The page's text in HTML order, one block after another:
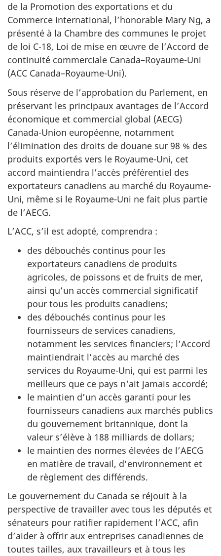
de la Promotion des exportations et du
Commerce international, l’honorable Mary Ng, a
présenté à la Chambre des communes le projet
de loi C-18, Loi de mise en œuvre de l’Accord de
continuité commerciale Canada–Royaume-Uni
(ACC Canada–Royaume-Uni).
Sous réserve de l’approbation du Parlement, en
préservant les principaux avantages de l’Accord
économique et commercial global (AECG)
Canada-Union européenne, notamment
l’élimination des droits de douane sur 98 % des
produits exportés vers le Royaume-Uni, cet
accord maintiendra l’accès préférentiel des
exportateurs canadiens au marché du Royaume-
Uni, même si le Royaume-Uni ne fait plus partie
de l’AECG.
L’ACC, s’il est adopté, comprendra :
des débouchés continus pour les
exportateurs canadiens de produits
agricoles, de poissons et de fruits de mer,
ainsi qu’un accès commercial significatif
pour tous les produits canadiens;
des débouchés continus pour les
fournisseurs de services canadiens,
notamment les services financiers; l’Accord
maintiendrait l’accès au marché des
services du Royaume-Uni, qui est parmi les
meilleurs que ce pays n'ait jamais accordé;
le maintien d’un accès garanti pour les
fournisseurs canadiens aux marchés publics
du gouvernement britannique, dont la
valeur s’élève à 188 milliards de dollars;
le maintien des normes élevées de l’AECG
en matière de travail, d’environnement et
de règlement des différends.
Le gouvernement du Canada se réjouit à la
perspective de travailler avec tous les députés et
sénateurs pour ratifier rapidement l’ACC, afin
d’aider à offrir aux entreprises canadiennes de
toutes tailles, aux travailleurs et à tous les